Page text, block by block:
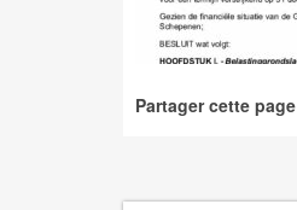
Partager cette page